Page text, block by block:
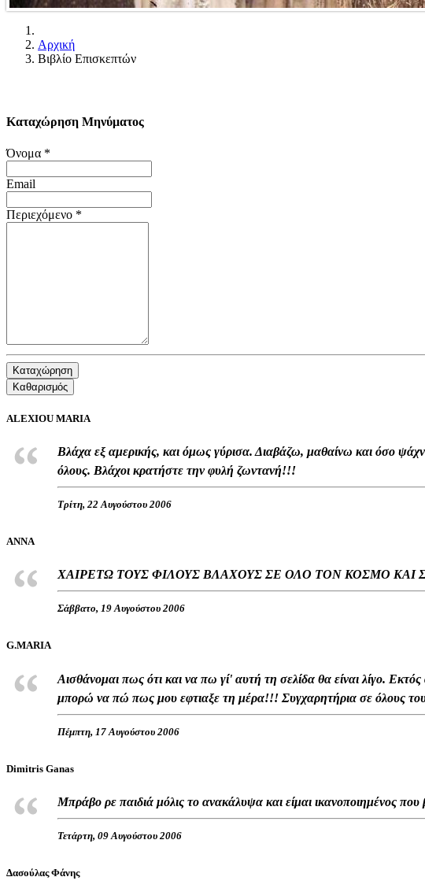
Αρχική
Βιβλίο Επισκεπτών
Καταχώρηση Μηνύματος
Όνομα *
Email
Περιεχόμενο *
Καταχώρηση
Καθαρισμός
ALEXIOU MARIA
Βλάχα εξ αμερικής, και όμως γύρισα. Διαβάζω, μαθαίνω και όσο
όλους. Βλάχοι κρατήστε την φυλή ζωντανή!!!
Τρίτη, 22 Αυγούστου 2006
ΑΝΝΑ
ΧΑΙΡΕΤΩ ΤΟΥΣ ΦΙΛΟΥΣ ΒΛΑΧΟΥΣ ΣΕ ΟΛΟ ΤΟΝ ΚΟΣΜΟ
Σάββατο, 19 Αυγούστου 2006
G.MARIA
Αισθάνομαι πως ότι και να πω γί' αυτή τη σελίδα θα είναι λίγο.
μπορώ να πώ πως μου εφτιαξε τη μέρα!!! Συγχαρητήρια σε όλους
Πέμπτη, 17 Αυγούστου 2006
Dimitris Ganas
Μπράβο ρε παιδιά μόλις το ανακάλυψα και είμαι ικανοποιημένος
Τετάρτη, 09 Αυγούστου 2006
Δασούλας Φάνης